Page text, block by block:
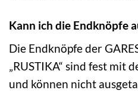
Kann ich die Endknöpfe
Die Endknöpfe der
„RUSTIKA“ sind fest mit
und können nicht